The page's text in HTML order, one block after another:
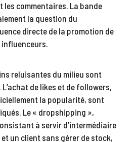
les commentaires. La bande
la question du
directe de la promotion de
reluisantes du milieu sont
de likes et de followers,
la popularité, sont
Le « dropshipping »,
à servir d’intermédiaire
un client sans gérer de stock,